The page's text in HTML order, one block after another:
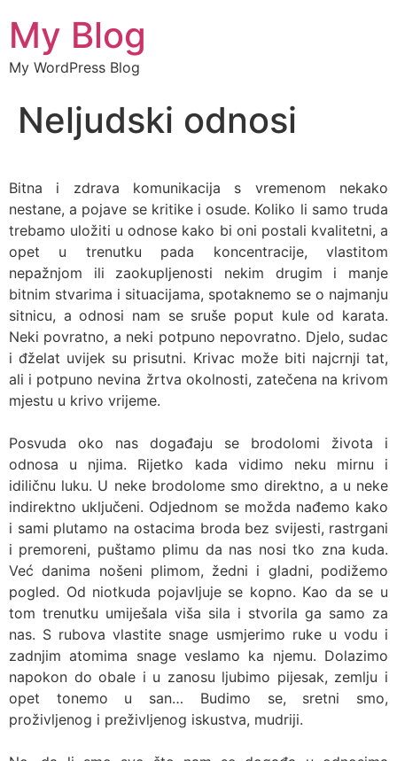
My Blog
My WordPress Blog
Neljudski odnosi
Bitna i zdrava komunikacija s vremenom nekako
nestane, a pojave se kritike i osude. Koliko li samo truda
trebamo uložiti u odnose kako bi oni postali kvalitetni, a
opet u trenutku pada koncentracije, vlastitom
nepažnjom ili zaokupljenosti nekim drugim i manje
bitnim stvarima i situacijama, spotaknemo se o najmanju
sitnicu, a odnosi nam se sruše poput kule od karata.
Neki povratno, a neki potpuno nepovratno. Djelo, sudac
i đželat uvijek su prisutni. Krivac može biti najcrnji tat,
ali i potpuno nevina žrtva okolnosti, zatečena na krivom
mjestu u krivo vrijeme.
Posvuda oko nas događaju se brodolomi života i
odnosa u njima. Rijetko kada vidimo neku mirnu i
idiličnu luku. U neke brodolome smo direktno, a u neke
indirektno uključeni. Odjednom se možda nađemo kako
i sami plutamo na ostacima broda bez svijesti, rastrgani
i premoreni, puštamo plimu da nas nosi tko zna kuda.
Već danima nošeni plimom, žedni i gladni, podižemo
pogled. Od niotkuda pojavljuje se kopno. Kao da se u
tom trenutku umiješala viša sila i stvorila ga samo za
nas. S rubova vlastite snage usmjerimo ruke u vodu i
zadnjim atomima snage veslamo ka njemu. Dolazimo
napokon do obale i u zanosu ljubimo pijesak, zemlju i
opet tonemo u san… Budimo se, sretni smo,
proživljenog i preživljenog iskustva, mudriji.